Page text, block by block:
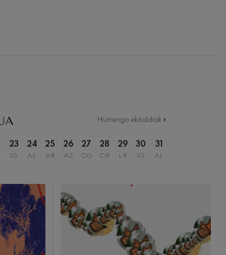
Hurrengo ekitaldiak
23
IG
24
AL
25
AR
26
AZ
27
OG
28
OR
29
LR
30
IG
31
AL